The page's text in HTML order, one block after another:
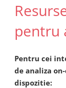
pentru
Pentru cei
de analiza
dispozitie: